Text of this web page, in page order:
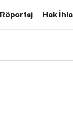
Röportaj Hak